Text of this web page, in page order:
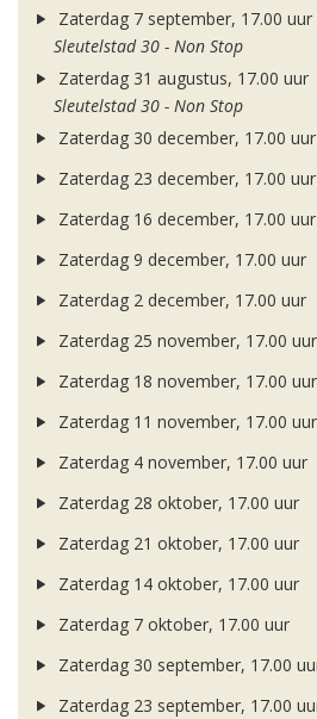
Zaterdag 7 september, 17.00 uur
Sleutelstad 30 - Non Stop
Zaterdag 31 augustus, 17.00 uur
Sleutelstad 30 - Non Stop
Zaterdag 30 december, 17.00 uur
Zaterdag 23 december, 17.00 uur
Zaterdag 16 december, 17.00 uur
Zaterdag 9 december, 17.00 uur
Zaterdag 2 december, 17.00 uur
Zaterdag 25 november, 17.00 uur
Zaterdag 18 november, 17.00 uur
Zaterdag 11 november, 17.00 uur
Zaterdag 4 november, 17.00 uur
Zaterdag 28 oktober, 17.00 uur
Zaterdag 21 oktober, 17.00 uur
Zaterdag 14 oktober, 17.00 uur
Zaterdag 7 oktober, 17.00 uur
Zaterdag 30 september, 17.00
Zaterdag 23 september, 17.00